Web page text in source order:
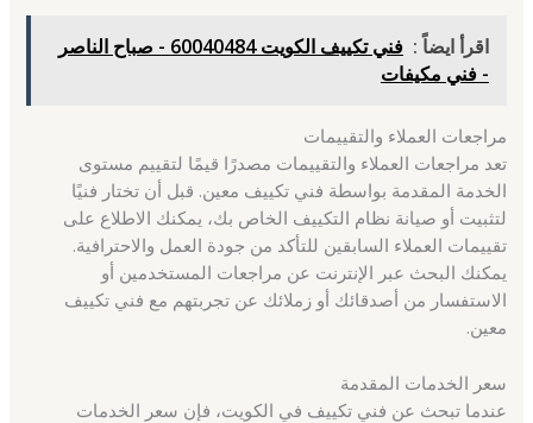
اقرأ ايضاً :
فني تكييف الكويت 60040484 - صباح الناصر
- فني مكيفات
مراجعات العملاء والتقييمات
تعد مراجعات العملاء والتقييمات مصدرًا قيمًا لتقييم مستوى
الخدمة المقدمة بواسطة فني تكييف معين. قبل أن تختار فنيًا
لتثبيت أو صيانة نظام التكييف الخاص بك، يمكنك الاطلاع على
تقييمات العملاء السابقين للتأكد من جودة العمل والاحترافية.
يمكنك البحث عبر الإنترنت عن مراجعات المستخدمين أو
الاستفسار من أصدقائك أو زملائك عن تجربتهم مع فني تكييف
معين.
سعر الخدمات المقدمة
عندما تبحث عن فني تكييف في الكويت، فإن سعر الخدمات